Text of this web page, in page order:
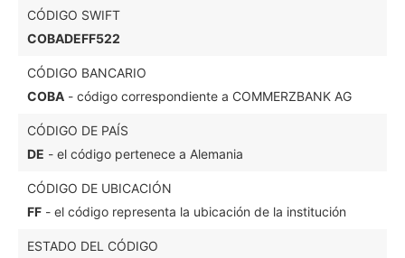
CÓDIGO SWIFT
COBADEFF522
CÓDIGO BANCARIO
COBA - código correspondiente a COMMERZBANK AG
CÓDIGO DE PAÍS
DE - el código pertenece a Alemania
CÓDIGO DE UBICACIÓN
FF - el código representa la ubicación de la institución
ESTADO DEL CÓDIGO